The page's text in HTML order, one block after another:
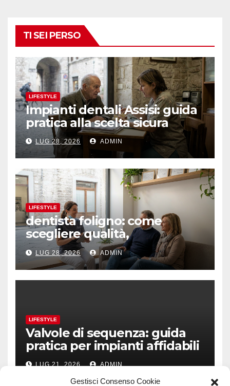
Gestisci Consenso Cookie
TI SEI PERSO
LIFESTYLE
Impianti dentali Assisi: guida
pratica alla scelta sicura
LUG 28, 2026 ADMIN
LIFESTYLE
dentista foligno: come
scegliere qualità,
prevenzione e fiducia
LUG 28, 2026 ADMIN
LIFESTYLE
Valvole di sequenza: guida
pratica per impianti affidabili
LUG 21, 2026 ADMIN